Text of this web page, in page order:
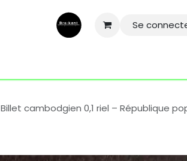
Se
Billet cambodgien 0,1 riel – République